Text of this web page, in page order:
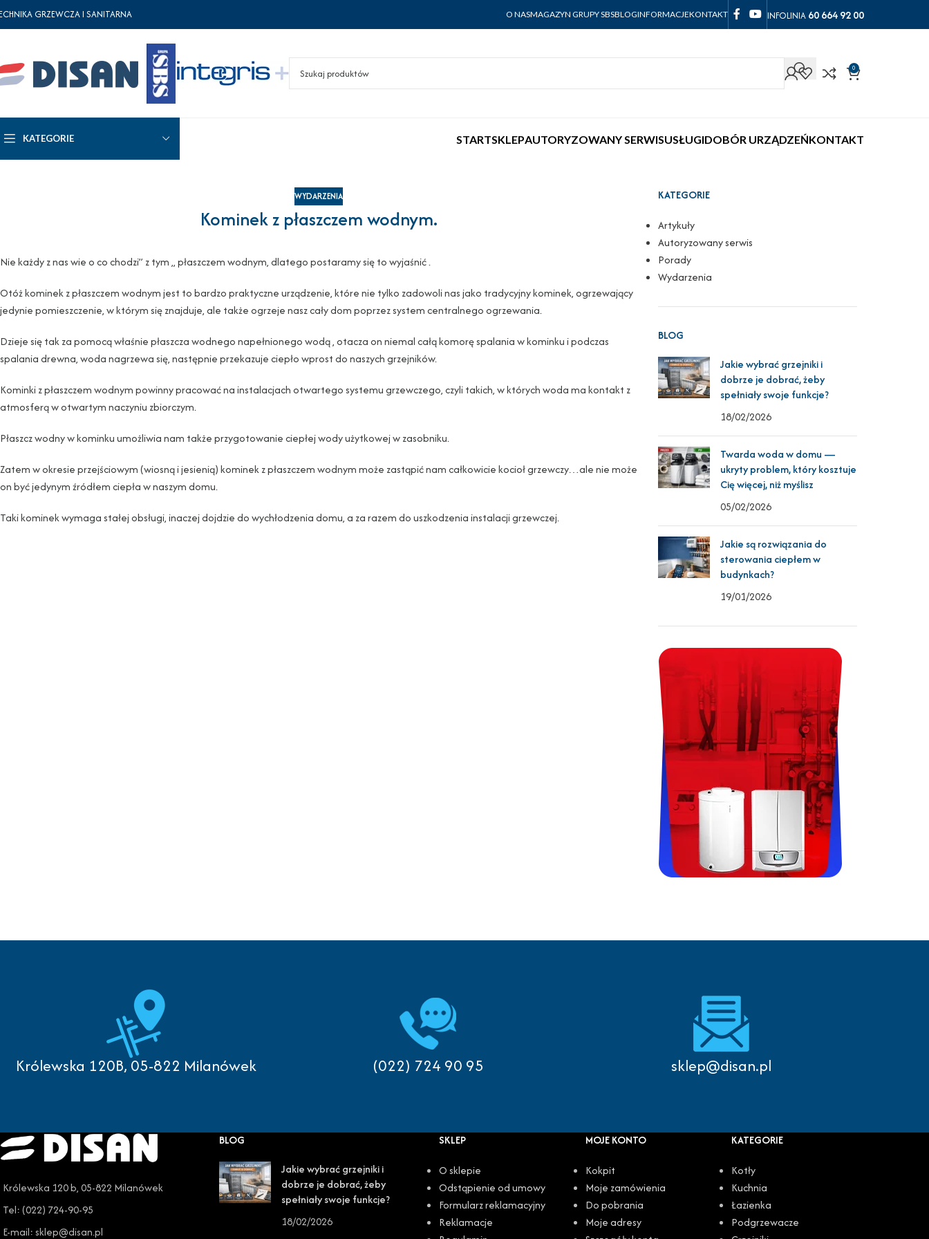
GRZEWCZA I SANITARNA O NASMAGAZYN GRUPY SBSBLOGINFORMACJEKONTAKT INFOLINIA 60 664 92 00
0
KATEGORIE STARTSKLEPAUTORYZOWANY SERWISUSŁUGIDOBÓR URZĄDZEŃKONTAKT
WYDARZENIA
Kominek z płaszczem wodnym.
Nie każdy z nas wie o co chodzi” z tym „ płaszczem wodnym, dlatego postaramy się to wyjaśnić .
Otóż kominek z płaszczem wodnym jest to bardzo praktyczne urządzenie, które nie tylko zadowoli nas jako tradycyjny kominek, ogrzewający
jedynie pomieszczenie, w którym się znajduje, ale także ogrzeje nasz cały dom poprzez system centralnego ogrzewania.
Dzieje się tak za pomocą właśnie płaszcza wodnego napełnionego wodą , otacza on niemal całą komorę spalania w kominku i podczas
spalania drewna, woda nagrzewa się, następnie przekazuje ciepło wprost do naszych grzejników.
Kominki z płaszczem wodnym powinny pracować na instalacjach otwartego systemu grzewczego, czyli takich, w których woda ma kontakt z
atmosferą w otwartym naczyniu zbiorczym.
Płaszcz wodny w kominku umożliwia nam także przygotowanie ciepłej wody użytkowej w zasobniku.
Zatem w okresie przejściowym (wiosną i jesienią) kominek z płaszczem wodnym może zastąpić nam całkowicie kocioł grzewczy…ale nie może
on być jedynym źródłem ciepła w naszym domu.
Taki kominek wymaga stałej obsługi, inaczej dojdzie do wychłodzenia domu, a za razem do uszkodzenia instalacji grzewczej.
KATEGORIE
Artykuły
Autoryzowany serwis
Porady
Wydarzenia
BLOG
Jakie wybrać grzejniki i
dobrze je dobrać, żeby
spełniały swoje funkcje?
18/02/2026
Twarda woda w domu —
ukryty problem, który kosztuje
Cię więcej, niż myślisz
05/02/2026
Jakie są rozwiązania do
sterowania ciepłem w
budynkach?
19/01/2026
Autoryzowany serwis
Królewska 120B, 05-822 Milanówek (022) 724 90 95 sklep@disan.pl
Królewska 120 b, 05-822 Milanówek
Tel: (022) 724-90-95
E-mail: sklep@disan.pl
BLOG
Jakie wybrać grzejniki i
dobrze je dobrać, żeby
spełniały swoje funkcje?
18/02/2026
SKLEP
O sklepie
Odstąpienie od umowy
Formularz reklamacyjny
Reklamacje
MOJE KONTO
Kokpit
Moje zamówienia
Do pobrania
Moje adresy
KATEGORIE
Kotły
Kuchnia
Łazienka
Podgrzewacze